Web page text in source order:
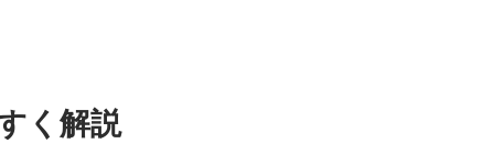
地域福祉EXPO
く解説